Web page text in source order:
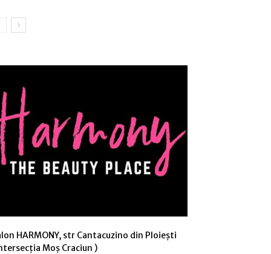
HARMONY, str Cantacuzino din Ploiești
Moș Craciun )